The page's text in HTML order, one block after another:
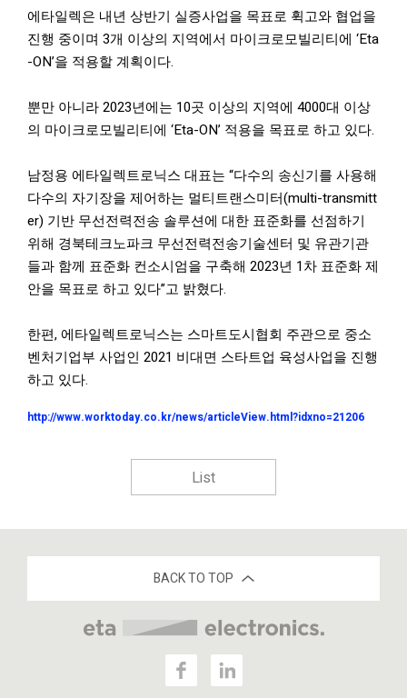
에타일렉은 내년 상반기 실증사업을 목표로 휙고와 협업을
진행 중이며 3개 이상의 지역에서 마이크로모빌리티에 ‘Eta
-ON’을 적용할 계획이다.
뿐만 아니라 2023년에는 10곳 이상의 지역에 4000대 이상
의 마이크로모빌리티에 ‘Eta-ON’ 적용을 목표로 하고 있다.
남정용 에타일렉트로닉스 대표는 “다수의 송신기를 사용해
다수의 자기장을 제어하는 멀티트랜스미터(multi-transmitt
er) 기반 무선전력전송 솔루션에 대한 표준화를 선점하기
위해 경북테크노파크 무선전력전송기술센터 및 유관기관
들과 함께 표준화 컨소시엄을 구축해 2023년 1차 표준화 제
안을 목표로 하고 있다”고 밝혔다.
한편, 에타일렉트로닉스는 스마트도시협회 주관으로 중소
벤처기업부 사업인 2021 비대면 스타트업 육성사업을 진행
하고 있다.
http://www.worktoday.co.kr/news/articleView.html?idxno=21206
List
BACK TO TOP